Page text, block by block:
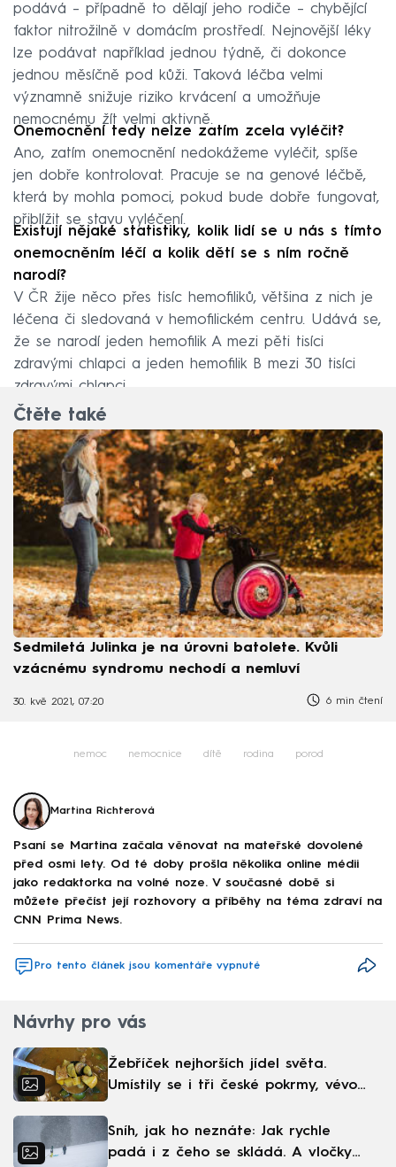
podává – případně to dělají jeho rodiče – chybějící
faktor nitrožilně v domácím prostředí. Nejnovější léky
lze podávat například jednou týdně, či dokonce
jednou měsíčně pod kůži. Taková léčba velmi
významně snižuje riziko krvácení a umožňuje
nemocnému žít velmi aktivně.
Onemocnění tedy nelze zatím zcela vyléčit?
Ano, zatím onemocnění nedokážeme vyléčit, spíše
jen dobře kontrolovat. Pracuje se na genové léčbě,
která by mohla pomoci, pokud bude dobře fungovat,
přiblížit se stavu vyléčení.
Existují nějaké statistiky, kolik lidí se u nás s tímto
onemocněním léčí a kolik dětí se s ním ročně
narodí?
V ČR žije něco přes tisíc hemofiliků, většina z nich je
léčena či sledovaná v hemofilickém centru. Udává se,
že se narodí jeden hemofilik A mezi pěti tisíci
zdravými chlapci a jeden hemofilik B mezi 30 tisíci
zdravými chlapci.
Čtěte také
Sedmiletá Julinka je na úrovni batolete. Kvůli
vzácnému syndromu nechodí a nemluví
30. kvě 2021, 07:20 6 min čtení
nemoc nemocnice dítě rodina porod
Martina Richterová
Psaní se Martina začala věnovat na mateřské dovolené
před osmi lety. Od té doby prošla několika online médii
jako redaktorka na volné noze. V současné době si
můžete přečíst její rozhovory a příběhy na téma zdraví na
CNN Prima News.
Pro tento článek jsou komentáře vypnuté
Návrhy pro vás
Žebříček nejhorších jídel světa.
Umístily se i tři české pokrmy, vévodí
Sníh, jak ho neznáte: Jak rychle
padá i z čeho se skládá. A vločky